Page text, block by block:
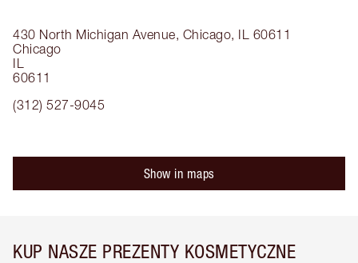
430 North Michigan Avenue, Chicago, IL 60611
Chicago
IL
60611
(312) 527-9045
Show in maps
KUP NASZE PREZENTY KOSMETYCZNE